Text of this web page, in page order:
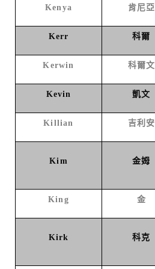
Kenya 肯尼亞
Kerr 科爾
Kerwin 科爾文
Kevin 凱文
Killian 吉利安
Kim 金姆
King 金
Kirk 科克